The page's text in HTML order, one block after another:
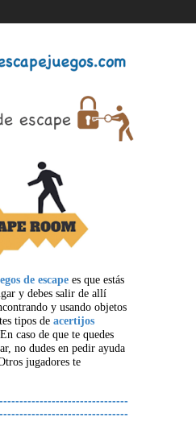
de escape es que estás
y debes salir de allí
y usando objetos
tipos de acertijos
caso de que te quedes
no dudes en pedir ayuda
jugadores te